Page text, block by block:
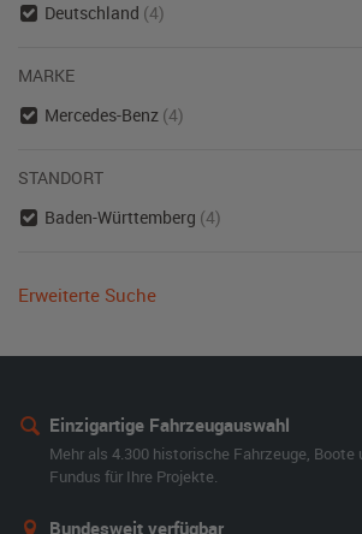
Deutschland (4)
MARKE
Mercedes-Benz (4)
STANDORT
Baden-Württemberg (4)
Erweiterte Suche
Einzigartige Fahrzeugauswahl
Mehr als 4.300 historische Fahrzeuge, Boote
Fundus für Ihre Projekte.
Bundesweit verfügbar